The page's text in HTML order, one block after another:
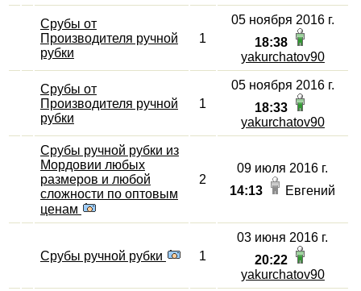
Срубы от
Производителя ручной
рубки
1
05 ноября 2016 г.
18:38
yakurchatov90
Срубы от
Производителя ручной
рубки
1
05 ноября 2016 г.
18:33
yakurchatov90
Срубы ручной рубки из
Мордовии любых
размеров и любой
сложности по оптовым
ценам
2
09 июля 2016 г.
14:13
Евгений
Срубы ручной рубки 1
03 июня 2016 г.
20:22
yakurchatov90